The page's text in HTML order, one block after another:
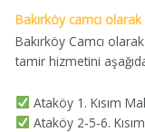
Bakırköy camcı
Bakırköy Camcı
tamir hizmetini
Ataköy 1. Kısım
Ataköy 2-5-6.